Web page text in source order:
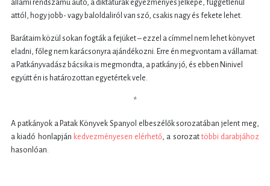
állami rendszámú autó, a diktatúrák egyezményes jelképe, függetlenül
attól, hogy jobb- vagy baloldaliról van szó, csakis nagy és fekete lehet.
Barátaim közül sokan fogták a fejüket – ezzel a címmel nem lehet könyvet
eladni, főleg nem karácsonyra ajándékozni. Erre én megvontam a vállamat:
a Patkányvadász bácsika is megmondta, a patkány jó, és ebben Ninivel
együtt én is határozottan egyetértek vele.
*
A patkányok a Patak Könyvek Spanyol elbeszélők sorozatában jelent meg,
a kiadó honlapján kedvezményesen elérhető, a sorozat többi darabjához
hasonlóan.